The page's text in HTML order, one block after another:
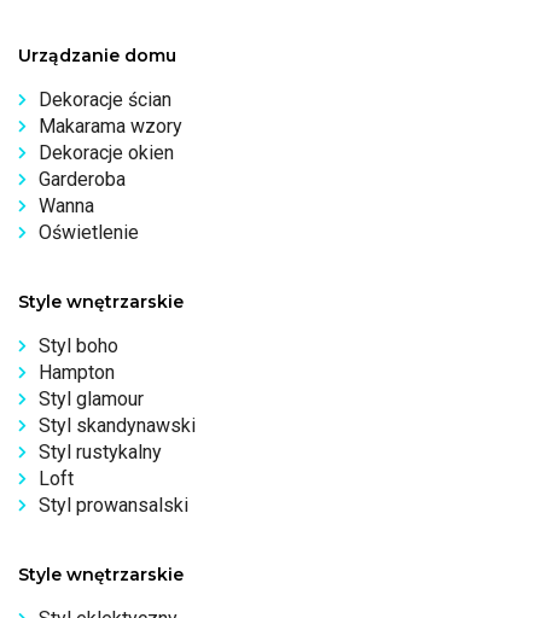
Urządzanie domu
Dekoracje ścian
Makarama wzory
Dekoracje okien
Garderoba
Wanna
Oświetlenie
Style wnętrzarskie
Styl boho
Hampton
Styl glamour
Styl skandynawski
Styl rustykalny
Loft
Styl prowansalski
Style wnętrzarskie